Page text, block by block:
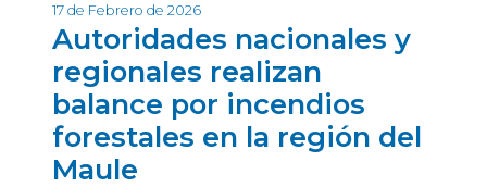
17 de Febrero de 2026
Autoridades nacionales y
regionales realizan
balance por incendios
forestales en la región del
Maule